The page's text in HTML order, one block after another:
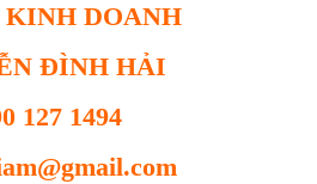
KINH DOANH
ĐÌNH HẢI
127 1494